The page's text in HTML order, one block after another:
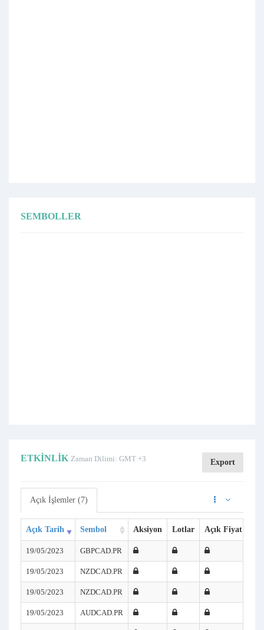
SEMBOLLER
ETKINLIK Zaman Dilimi: GMT +3 Export
Açık İşlemler (7)
Açık Tarih Sembol Aksiyon Lotlar Açık Fiyat
19/05/2023 GBPCAD.PR
19/05/2023 NZDCAD.PR
19/05/2023 NZDCAD.PR
19/05/2023 AUDCAD.PR